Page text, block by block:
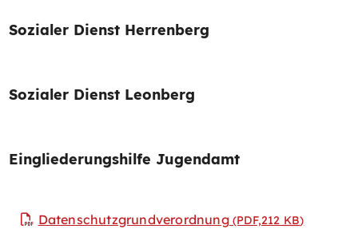
Sozialer Dienst Herrenberg
Sozialer Dienst Leonberg
Eingliederungshilfe Jugendamt
Datenschutzgrundverordnung(PDF,212 KB)